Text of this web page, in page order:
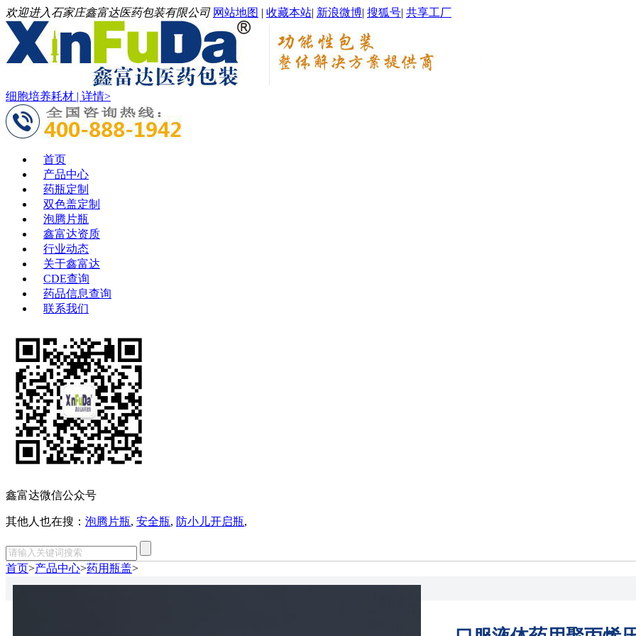
欢迎进入石家庄鑫富达医药包装有限公司 网站地图 | 收藏本站| 新浪微博| 搜狐号| 共享工厂
细胞培养耗材 | 详情>
首页
产品中心
药瓶定制
双色盖定制
泡腾片瓶
鑫富达资质
行业动态
关于鑫富达
CDE查询
药品信息查询
联系我们
鑫富达微信公众号
其他人也在搜： 泡腾片瓶, 安全瓶, 防小儿开启瓶,
首页>产品中心>药用瓶盖>